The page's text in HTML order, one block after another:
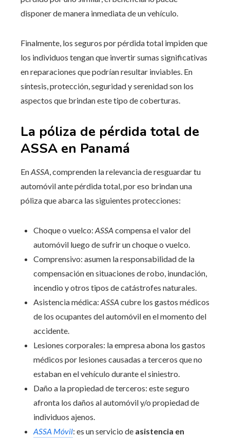
disponer de manera inmediata de un vehículo.
Finalmente, los seguros por pérdida total impiden que
los individuos tengan que invertir sumas significativas
en reparaciones que podrían resultar inviables. En
síntesis, protección, seguridad y serenidad son los
aspectos que brindan este tipo de coberturas.
La póliza de pérdida total de
ASSA en Panamá
EnASSA, comprenden la relevancia de resguardar tu
automóvil ante pérdida total, por eso brindan una
póliza que abarca las siguientes protecciones:
Choque o vuelco: ASSA compensa el valor del
automóvil luego de sufrir un choque o vuelco.
Comprensivo: asumen la responsabilidad de la
compensación en situaciones de robo, inundación,
incendio y otros tipos de catástrofes naturales.
Asistencia médica: ASSA cubre los gastos médicos
de los ocupantes del automóvil en el momento del
accidente.
Lesiones corporales: la empresa abona los gastos
médicos por lesiones causadas a terceros que no
estaban en el vehículo durante el siniestro.
Daño a la propiedad de terceros: este seguro
afronta los daños al automóvil y/o propiedad de
individuos ajenos.
ASSA Móvil: es un servicio de asistencia en